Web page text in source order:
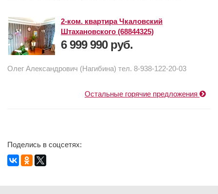
2-ком. квартира Чкаловский
Штахановского (68844325)
6 999 990 руб.
Олег Александрович (Нагибина) тел. 8-938-122-20-03
Остальные горячие предложения
Поделись в соцсетях: